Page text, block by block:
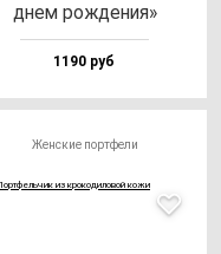
днем рож­де­ния»
1190 руб
Женские портфели